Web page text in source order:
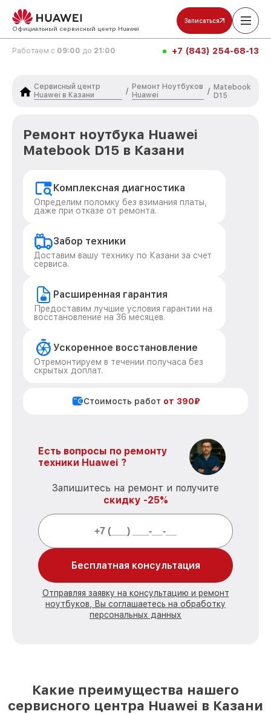
Официальный сервисный центр Huawei
Записаться
Работаем с 09:00 до 21:00 +7 (843) 254-68-13
Сервисный центр
Huawei в Казани
/
Ремонт Ноутбуков
Huawei
/ Matebook
D15
Ремонт ноутбука Huawei
Matebook D15 в Казани
Комплексная диагностика
Определим поломку без взимания платы,
даже при отказе от ремонта.
Забор техники
Доставим вашу технику по Казани за счет
сервиса.
Расширенная гарантия
Предоставим лучшие условия гарантии на
восстановление на 36 месяцев.
Ускоренное восстановление
Отремонтируем в течении получаса без
скрытых доплат.
Стоимость работ от 390₽
Есть вопросы по ремонту
техники Huawei ?
Запишитесь на ремонт и получите
скидку -25%
Бесплатная консультация
Отправляя заявку на консультацию и ремонт
ноутбуков, Вы соглашаетесь на обработку
персональных данных
Какие преимущества нашего
сервисного центра Huawei в Казани